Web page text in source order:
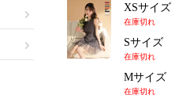
XSサイズ
在庫切れ
Sサイズ
在庫切れ
Mサイズ
在庫切れ